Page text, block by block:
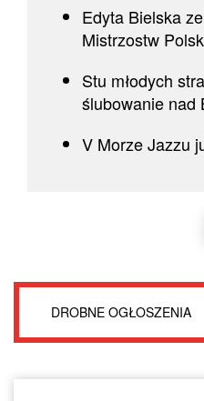
Edyta Bielska
Mistrzostw
Stu młodych
ślubowanie nad
V Morze Jazzu
DROBNE OGŁOSZENIA